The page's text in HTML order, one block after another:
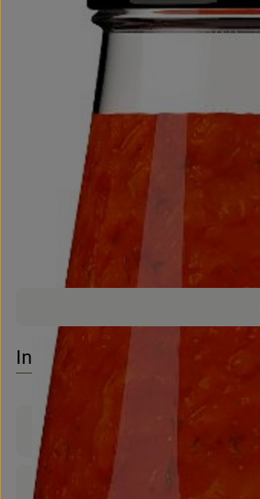
Entdecke passende Rezepte
Info
Produktinformationen
Zutaten